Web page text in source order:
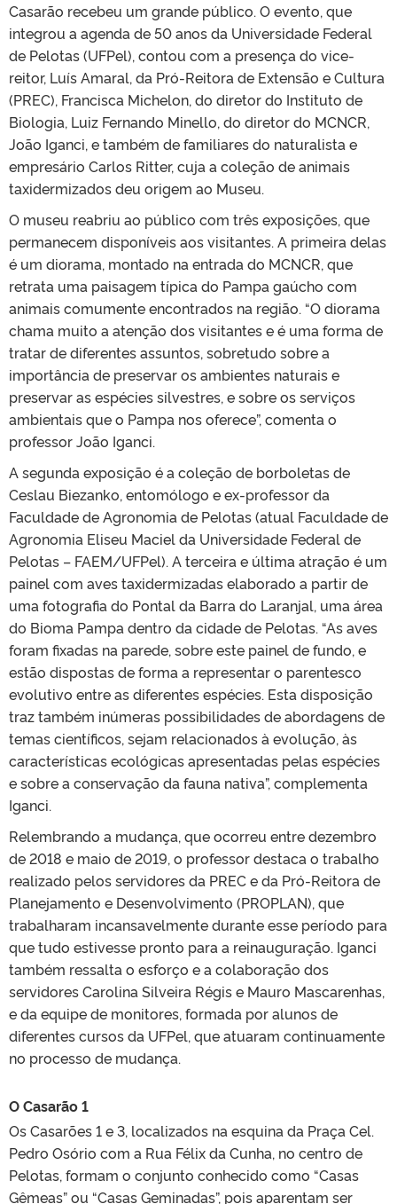
Casarão recebeu um grande público. O evento, que
integrou a agenda de 50 anos da Universidade Federal
de Pelotas (UFPel), contou com a presença do vice-
reitor, Luís Amaral, da Pró-Reitora de Extensão e Cultura
(PREC), Francisca Michelon, do diretor do Instituto de
Biologia, Luiz Fernando Minello, do diretor do MCNCR,
João Iganci, e também de familiares do naturalista e
empresário Carlos Ritter, cuja a coleção de animais
taxidermizados deu origem ao Museu.
O museu reabriu ao público com três exposições, que
permanecem disponíveis aos visitantes. A primeira delas
é um diorama, montado na entrada do MCNCR, que
retrata uma paisagem típica do Pampa gaúcho com
animais comumente encontrados na região. “O diorama
chama muito a atenção dos visitantes e é uma forma de
tratar de diferentes assuntos, sobretudo sobre a
importância de preservar os ambientes naturais e
preservar as espécies silvestres, e sobre os serviços
ambientais que o Pampa nos oferece”, comenta o
professor João Iganci.
A segunda exposição é a coleção de borboletas de
Ceslau Biezanko, entomólogo e ex-professor da
Faculdade de Agronomia de Pelotas (atual Faculdade de
Agronomia Eliseu Maciel da Universidade Federal de
Pelotas – FAEM/UFPel). A terceira e última atração é um
painel com aves taxidermizadas elaborado a partir de
uma fotografia do Pontal da Barra do Laranjal, uma área
do Bioma Pampa dentro da cidade de Pelotas. “As aves
foram fixadas na parede, sobre este painel de fundo, e
estão dispostas de forma a representar o parentesco
evolutivo entre as diferentes espécies. Esta disposição
traz também inúmeras possibilidades de abordagens de
temas científicos, sejam relacionados à evolução, às
características ecológicas apresentadas pelas espécies
e sobre a conservação da fauna nativa”, complementa
Iganci.
Relembrando a mudança, que ocorreu entre dezembro
de 2018 e maio de 2019, o professor destaca o trabalho
realizado pelos servidores da PREC e da Pró-Reitora de
Planejamento e Desenvolvimento (PROPLAN), que
trabalharam incansavelmente durante esse período para
que tudo estivesse pronto para a reinauguração. Iganci
também ressalta o esforço e a colaboração dos
servidores Carolina Silveira Régis e Mauro Mascarenhas,
e da equipe de monitores, formada por alunos de
diferentes cursos da UFPel, que atuaram continuamente
no processo de mudança.
O Casarão 1
Os Casarões 1 e 3, localizados na esquina da Praça Cel.
Pedro Osório com a Rua Félix da Cunha, no centro de
Pelotas, formam o conjunto conhecido como “Casas
Gêmeas” ou “Casas Geminadas”, pois aparentam ser